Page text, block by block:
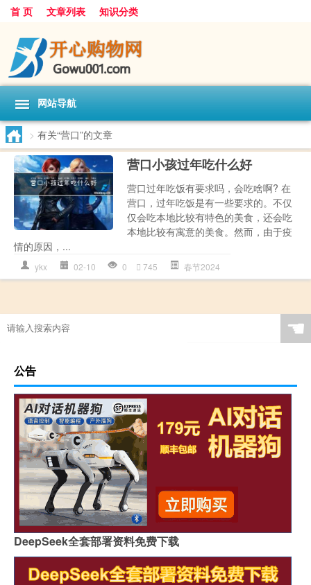
首 页 文章列表 知识分类
网站导航
> 有关“营口”的文章
营口小孩过年吃什么好
营口过年吃饭有要求吗，会吃啥啊? 在
营口，过年吃饭是有一些要求的。不仅
仅会吃本地比较有特色的美食，还会吃
本地比较有寓意的美食。然而，由于疫
情的原因，...
ykx 02-10 0 745 春节2024
☚
公告
DeepSeek全套部署资料免费下载